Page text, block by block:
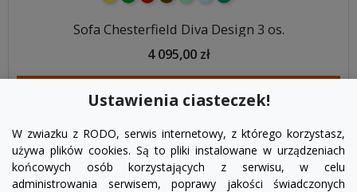
Sofa Chesterfield Diva Design 3 os.
4 095,00 zł
Ustawienia ciasteczek!
W zwiazku z RODO, serwis internetowy, z którego korzystasz,
używa plików cookies. Są to pliki instalowane w urządzeniach
końcowych osób korzystających z serwisu, w celu
administrowania serwisem, poprawy jakości świadczonych